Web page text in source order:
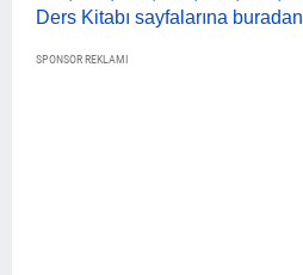
Ders Kitabı sayfalarına
SPONSOR REKLAMI